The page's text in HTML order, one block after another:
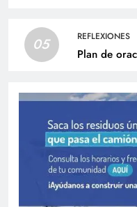
05 REFLEXIONES
Plan de